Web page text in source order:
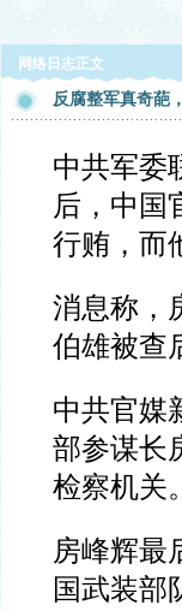
网络日志正文
反腐整军真奇葩
中共军委
后，中国
行贿，而
消息称，
伯雄被查
中共官媒
部参谋长
检察机关。
房峰辉最
国武装部